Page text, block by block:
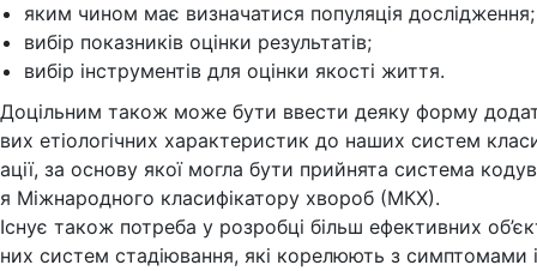
яким чином має визначатися популяція дослідження;
вибір показників оцінки результатів;
вибір інструментів для оцінки якості життя.
Доцільним також може бути ввести деяку форму
вих етіологічних характеристик до наших систем
ації, за основу якої могла бути прийнята система
я Міжнародного класифікатору хвороб (МКХ).
Існує також потреба у розробці більш ефективних
них систем стадіювання, які корелюють з симптомами і